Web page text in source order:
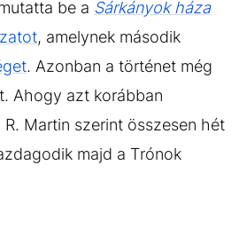
be a Sárkányok háza
, amelynek második
. Azonban a történet még
Ahogy azt korábban
R. Martin szerint összesen hét
majd a Trónok